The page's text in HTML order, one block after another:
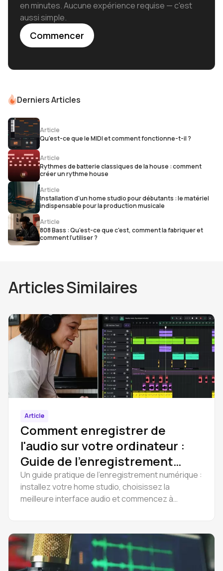
en minutes. Aucune expérience requise — c'est
aussi simple.
Commencer
Derniers Articles
Article
Qu'est-ce que le MIDI et comment fonctionne-t-il ?
Article
Rythmes de batterie classiques de la house : comment
créer un rythme house
Article
Installation d'un home studio pour débutants : le matériel
indispensable pour la production musicale
Article
808 Bass : Qu'est-ce que c'est, comment la fabriquer et
comment l'utiliser ?
Articles Similaires
Article
Comment enregistrer de
l'audio sur votre ordinateur :
Guide de l'enregistrement
numérique pour les débutants
Un guide pratique de l'enregistrement numérique :
installez votre home studio, choisissez la
meilleure interface audio et commencez à